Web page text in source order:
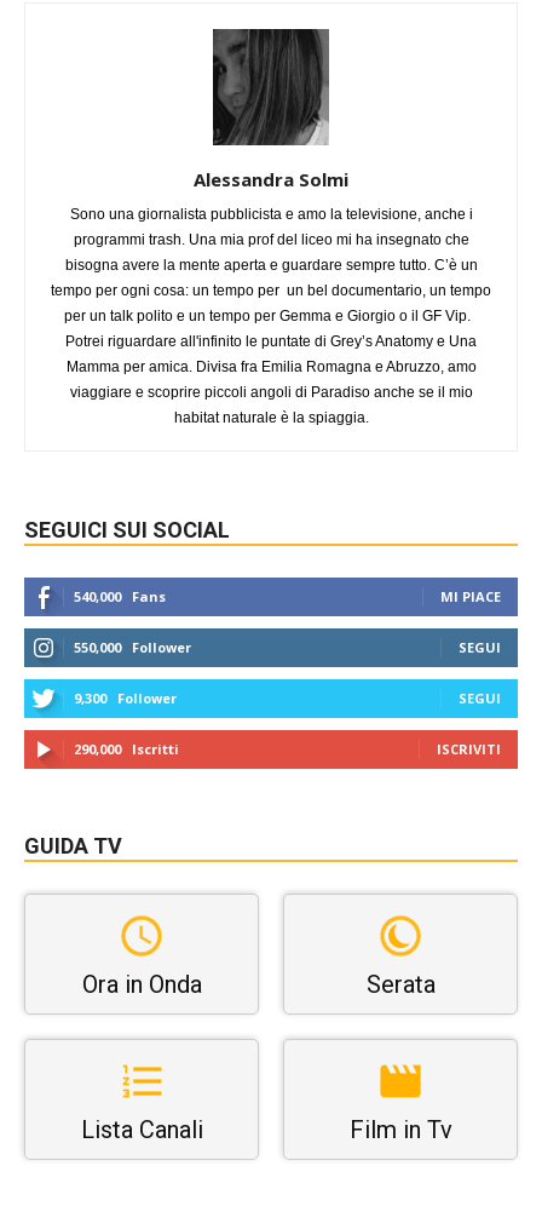
Alessandra Solmi
Sono una giornalista pubblicista e amo la televisione, anche i
programmi trash. Una mia prof del liceo mi ha insegnato che
bisogna avere la mente aperta e guardare sempre tutto. C’è un
tempo per ogni cosa: un tempo per un bel documentario, un tempo
per un talk polito e un tempo per Gemma e Giorgio o il GF Vip.
Potrei riguardare all'infinito le puntate di Grey’s Anatomy e Una
Mamma per amica. Divisa fra Emilia Romagna e Abruzzo, amo
viaggiare e scoprire piccoli angoli di Paradiso anche se il mio
habitat naturale è la spiaggia.
SEGUICI SUI SOCIAL
540,000 Fans MI PIACE
550,000 Follower SEGUI
9,300 Follower SEGUI
290,000 Iscritti ISCRIVITI
GUIDA TV
Ora in Onda Serata
Lista Canali Film in Tv